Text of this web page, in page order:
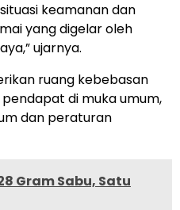
keamanan dan
yang digelar oleh
ujarnya.
ruang kebebasan
di muka umum,
dan peraturan
Gram Sabu, Satu